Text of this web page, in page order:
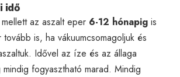
idő
az aszalt eper 6-12 hónapig is
is, ha vákuumcsomagoljuk és
Idővel az íze és az állaga
fogyasztható marad. Mindig